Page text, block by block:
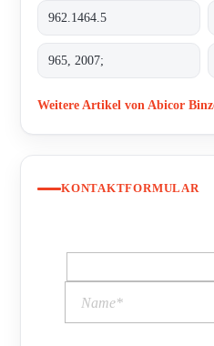
962.1464.5
965, 2007;
Weitere Artikel von Abicor
KONTAKTFORMULAR